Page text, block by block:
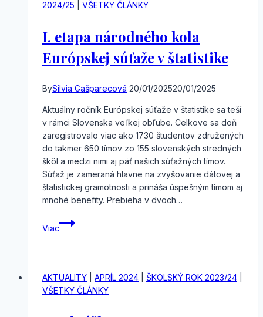
2024/25
VŠETKY ČLÁNKY
I. etapa národného kola
Európskej súťaže v štatistike
BySilvia Gašparecová 20/01/202520/01/2025
Aktuálny ročník Európskej súťaže v štatistike sa teší
v rámci Slovenska veľkej obľube. Celkove sa doň
zaregistrovalo viac ako 1730 študentov združených
do takmer 650 tímov zo 155 slovenských stredných
škôl a medzi nimi aj päť našich súťažných tímov.
Súťaž je zameraná hlavne na zvyšovanie dátovej a
štatistickej gramotnosti a prináša úspešným tímom aj
mnohé benefity. Prebieha v dvoch…
Viac
I.
etapa
Európskej
súťaže
v štatistike
AKTUALITY APRÍL 2024 ŠKOLSKÝ ROK 2023/24
VŠETKY ČLÁNKY